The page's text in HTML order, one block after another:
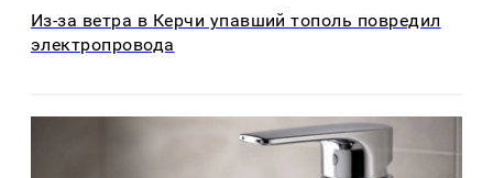
Из-за ветра в Керчи упавший тополь повредил
электропровода